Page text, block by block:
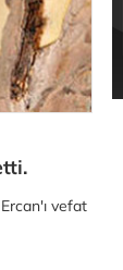
vefat